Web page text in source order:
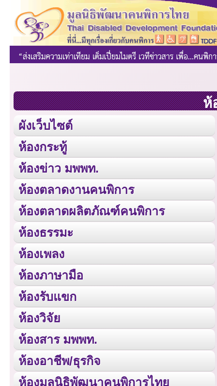
ห้
ผังเว็บไซต์
ห้องกระทู้
ห้องข่าว มพพท.
ห้องตลาดงานคนพิการ
ห้องตลาดผลิตภัณฑ์คนพิการ
ห้องธรรมะ
ห้องเพลง
ห้องภาษามือ
ห้องรับแขก
ห้องวิจัย
ห้องสาร มพพท.
ห้องอาชีพ/ธุรกิจ
ห้องมูลนิธิพัฒนาคนพิการไทย